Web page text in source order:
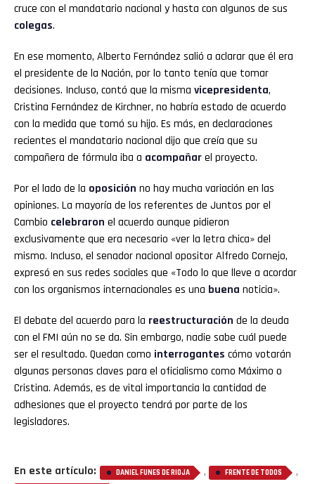
cruce con el mandatario nacional y hasta con algunos de sus
colegas.
En ese momento, Alberto Fernández salió a aclarar que él era
el presidente de la Nación, por lo tanto tenía que tomar
decisiones. Incluso, contó que la misma vicepresidenta,
Cristina Fernández de Kirchner, no habría estado de acuerdo
con la medida que tomó su hijo. Es más, en declaraciones
recientes el mandatario nacional dijo que creía que su
compañera de fórmula iba a acompañarel proyecto.
Por el lado de la oposición no hay mucha variación en las
opiniones. La mayoría de los referentes de Juntos por el
Cambio celebraron el acuerdo aunque pidieron
exclusivamente que era necesario «ver la letra chica» del
mismo. Incluso, el senador nacional opositor Alfredo Cornejo,
expresó en sus redes sociales que «Todo lo que lleve a acordar
con los organismos internacionales es una buena noticia».
El debate del acuerdo para la reestructuración de la deuda
con el FMI aún no se da. Sin embargo, nadie sabe cuál puede
ser el resultado. Quedan como interrogantes cómo votarán
algunas personas claves para el oficialismo como Máximo o
Cristina. Además, es de vital importancia la cantidad de
adhesiones que el proyecto tendrá por parte de los
legisladores.
En este artículo: DANIEL FUNES DE RIOJA , FRENTE DE TODOS ,